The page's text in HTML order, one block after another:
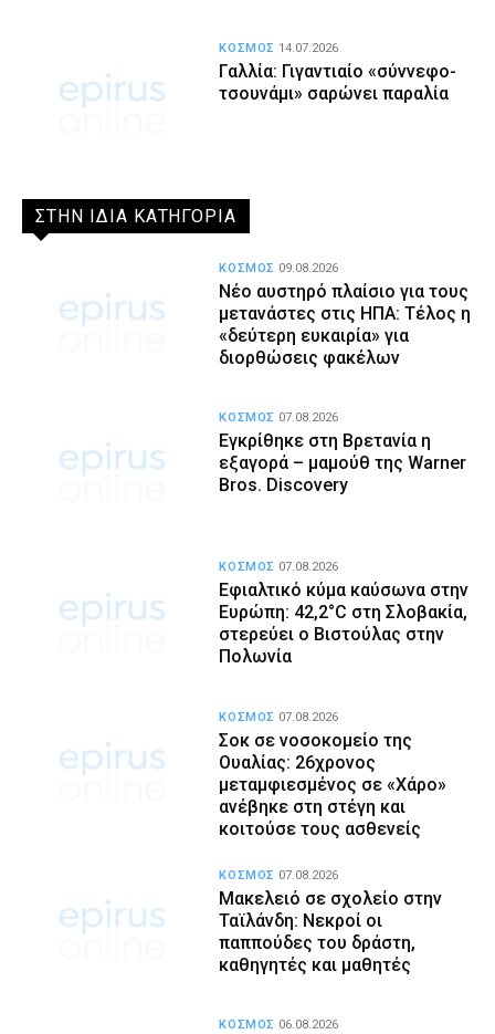
Γαλλία: Γιγαντιαίο «σύννεφο-
τσουνάμι» σαρώνει παραλία
ΚΟΣΜΟΣ 14.07.2026
ΣΤΗΝ ΙΔΙΑ ΚΑΤΗΓΟΡΙΑ
Νέο αυστηρό πλαίσιο για τους
μετανάστες στις ΗΠΑ: Τέλος η
«δεύτερη ευκαιρία» για
διορθώσεις φακέλων
ΚΟΣΜΟΣ 09.08.2026
Εγκρίθηκε στη Βρετανία η
εξαγορά – μαμούθ της Warner
Bros. Discovery
ΚΟΣΜΟΣ 07.08.2026
Εφιαλτικό κύμα καύσωνα στην
Ευρώπη: 42,2°C στη Σλοβακία,
στερεύει ο Βιστούλας στην
Πολωνία
ΚΟΣΜΟΣ 07.08.2026
Σοκ σε νοσοκομείο της
Ουαλίας: 26χρονος
μεταμφιεσμένος σε «Χάρο»
ανέβηκε στη στέγη και
κοιτούσε τους ασθενείς
ΚΟΣΜΟΣ 07.08.2026
Μακελειό σε σχολείο στην
Ταϊλάνδη: Νεκροί οι
παππούδες του δράστη,
καθηγητές και μαθητές
ΚΟΣΜΟΣ 07.08.2026
ΚΟΣΜΟΣ 06.08.2026